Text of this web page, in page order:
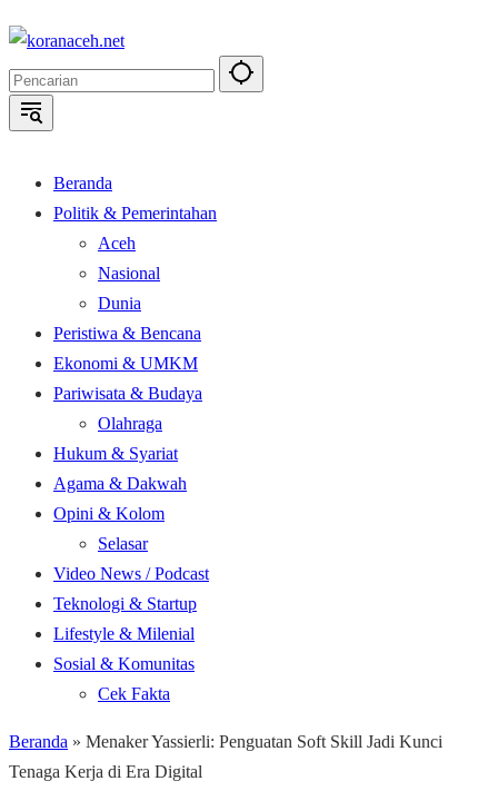
Langsung
konten
Beranda
Politik & Pemerintahan
Aceh
Nasional
Dunia
Peristiwa & Bencana
Ekonomi & UMKM
Pariwisata & Budaya
Olahraga
Hukum & Syariat
Agama & Dakwah
Opini & Kolom
Selasar
Video News / Podcast
Teknologi & Startup
Lifestyle & Milenial
Sosial & Komunitas
Cek Fakta
Beranda » Menaker Yassierli: Penguatan Soft Skill Jadi Kunci
Tenaga Kerja di Era Digital